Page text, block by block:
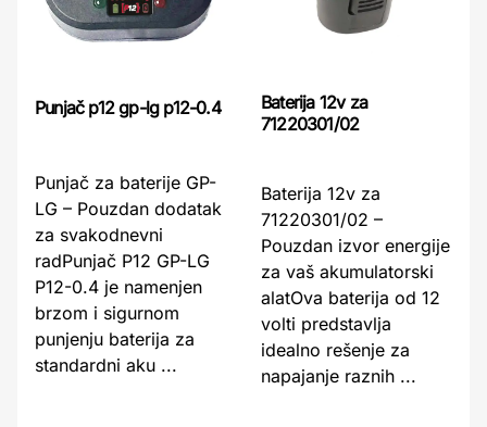
Punjač p12 gp-lg p12-0.4
Punjač za baterije GP-
LG – Pouzdan dodatak
za svakodnevni
radPunjač P12 GP-LG
P12-0.4 je namenjen
brzom i sigurnom
punjenju baterija za
standardni aku ...
Baterija 12v za
71220301/02
Baterija 12v za
71220301/02 –
Pouzdan izvor energije
za vaš akumulatorski
alatOva baterija od 12
volti predstavlja
idealno rešenje za
napajanje raznih ...